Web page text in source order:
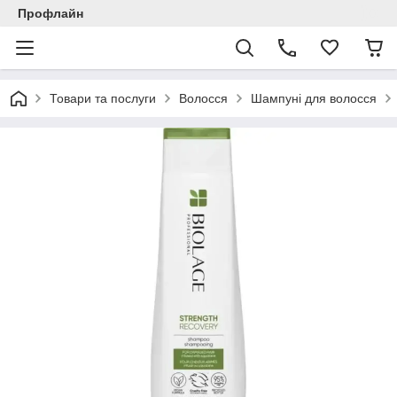
Профлайн
Товари та послуги Волосся Шампуні для волосся